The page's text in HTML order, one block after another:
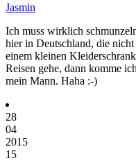
Jasmin
Ich muss wirklich
hier in Deutschland, die
einem kleinen
Reisen gehe, dann komme
mein Mann. Haha :-)
28
04
2015
15